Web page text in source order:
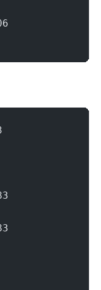
*
*